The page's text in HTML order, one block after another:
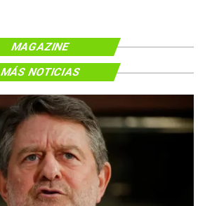
MAGAZINE
MÁS NOTICIAS